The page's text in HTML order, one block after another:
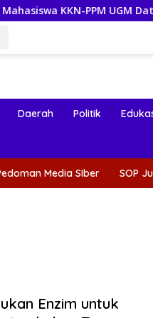
UGM Data Situs Makam
Daerah Politik
Media SIber SOP
Enzim untuk